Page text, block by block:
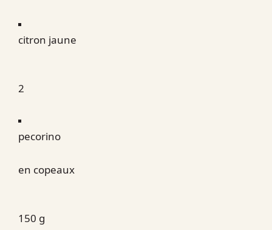
citron jaune
2
pecorino
en copeaux
150 g